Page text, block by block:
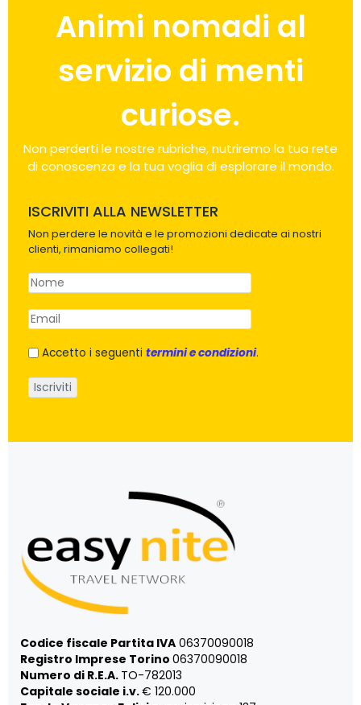
Animi nomadi al
servizio di menti
curiose.
Non perderti le nostre rubriche, nutriremo la tua rete
di conoscenza e la tua voglia di esplorare il mondo.
ISCRIVITI ALLA NEWSLETTER
Non perdere le novità e le promozioni dedicate ai nostri
clienti, rimaniamo collegati!
Accetto i seguenti termini e condizioni.
Codice fiscale Partita IVA 06370090018
Registro Imprese Torino 06370090018
Numero di R.E.A. TO-782013
Capitale sociale i.v.€ 120.000